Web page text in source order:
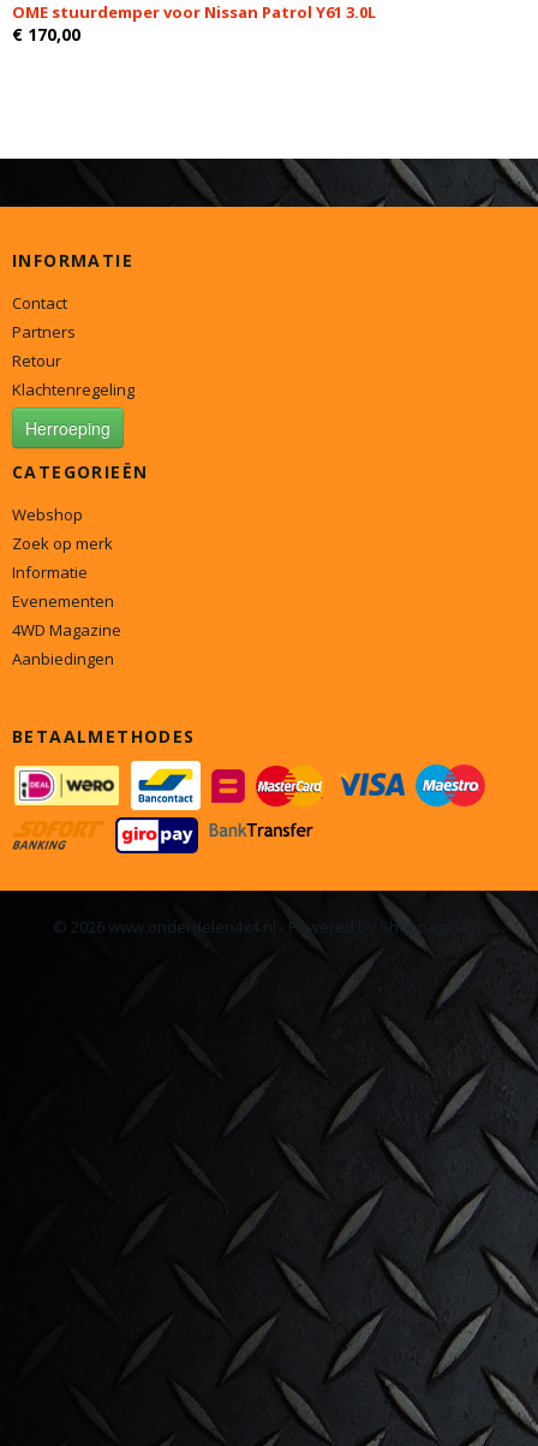
OME stuurdemper voor Nissan Patrol Y61 3.0L
€ 170,00
INFORMATIE
Contact
Partners
Retour
Klachtenregeling
Herroeping
CATEGORIEËN
Webshop
Zoek op merk
Informatie
Evenementen
4WD Magazine
Aanbiedingen
BETAALMETHODES
© 2026 www.onderdelen4x4.nl - Powered by Shoppagina.nl